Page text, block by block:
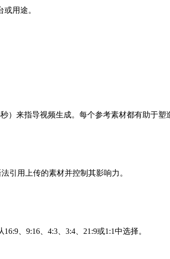
用途。
）来指导视频生成。每个参考素材都有助于塑
引用上传的素材并控制其影响力。
、9:16、4:3、3:4、21:9或1:1中选择。